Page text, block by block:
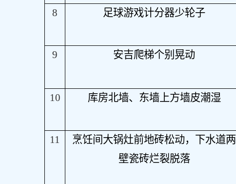
8 足球游戏计分器少轮子
9 安吉爬梯个别晃动
10 库房北墙、东墙上方墙皮潮湿
11
烹饪间大锅灶前地砖松动，下水道两
壁瓷砖烂裂脱落